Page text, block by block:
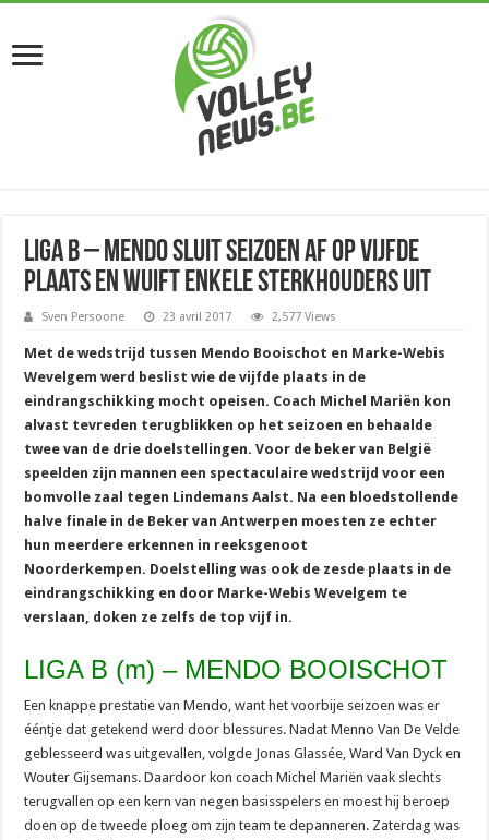
Liga B – Mendo sluit seizoen af op vijfde
plaats en wuift enkele sterkhouders uit
Sven Persoone 23 avril 2017 2,577 Views
Met de wedstrijd tussen Mendo Booischot en Marke-Webis
Wevelgem werd beslist wie de vijfde plaats in de
eindrangschikking mocht opeisen. Coach Michel Mariën kon
alvast tevreden terugblikken op het seizoen en behaalde
twee van de drie doelstellingen. Voor de beker van België
speelden zijn mannen een spectaculaire wedstrijd voor een
bomvolle zaal tegen Lindemans Aalst. Na een bloedstollende
halve finale in de Beker van Antwerpen moesten ze echter
hun meerdere erkennen in reeksgenoot
Noorderkempen. Doelstelling was ook de zesde plaats in de
eindrangschikking en door Marke-Webis Wevelgem te
verslaan, doken ze zelfs de top vijf in.
LIGA B (m) – MENDO BOOISCHOT
Een knappe prestatie van Mendo, want het voorbije seizoen was er
ééntje dat getekend werd door blessures. Nadat Menno Van De Velde
geblesseerd was uitgevallen, volgde Jonas Glassée, Ward Van Dyck en
Wouter Gijsemans. Daardoor kon coach Michel Mariën vaak slechts
terugvallen op een kern van negen basisspelers en moest hij beroep
doen op de tweede ploeg om zijn team te depanneren. Zaterdag was